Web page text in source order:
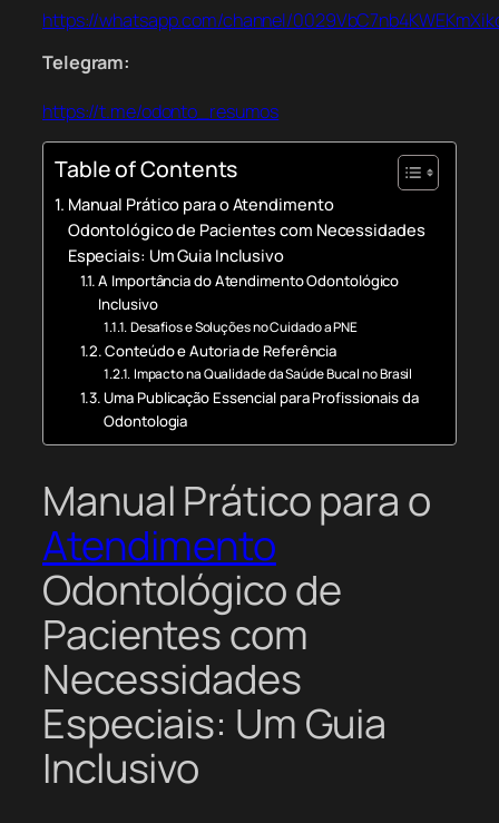
https://whatsapp.com/channel/
Telegram:
https://t.me/odonto_resumos
Table of Contents
Manual Prático para o Atendimento
Odontológico de Pacientes com Necessidades
Especiais: Um Guia Inclusivo
A Importância do Atendimento Odontológico
Inclusivo
Desafios e Soluções no Cuidado a PNE
Conteúdo e Autoria de Referência
Impacto na Qualidade da Saúde Bucal no Brasil
Uma Publicação Essencial para Profissionais da
Odontologia
Manual Prático para o
Atendimento
Odontológico de
Pacientes com
Necessidades
Especiais: Um Guia
Inclusivo